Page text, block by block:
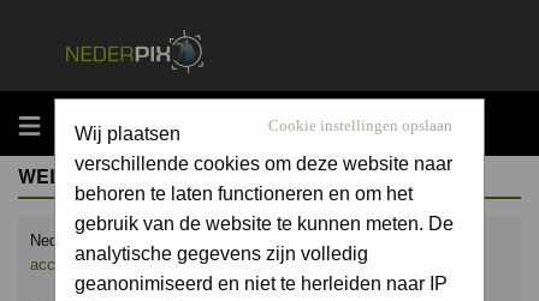
MENU Cookie instellingen opslaan
Wij plaatsen
verschillende cookies om deze website naar
behoren te laten functioneren en om het
gebruik van de website te kunnen meten. De
analytische gegevens zijn volledig
geanonimiseerd en niet te herleiden naar IP
WELCOME GUEST
Nederpix.nl is hét platform voor de natuurfotograaf.
account aanen upload ook jouw mooiste foto's.